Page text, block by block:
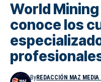
World
conoce los
ByREDACCIÓN MAZ MEDIA